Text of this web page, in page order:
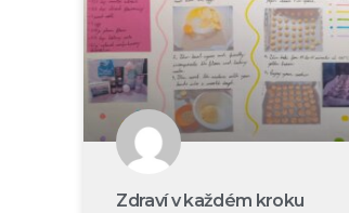
Zdraví v každém kroku